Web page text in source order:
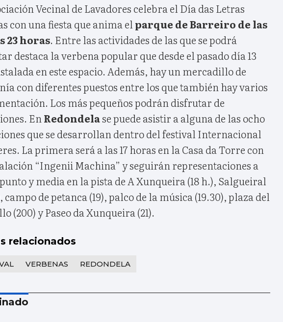
Vecinal de Lavadores celebra el Día das Letras
con una fiesta que anima el parque de Barreiro de las
23 horas. Entre las actividades de las que se podrá
destaca la verbena popular que desde el pasado día 13
en este espacio. Además, hay un mercadillo de
con diferentes puestos entre los que también hay varios
Los más pequeños podrán disfrutar de
En Redondelase puede asistir a alguna de las ocho
que se desarrollan dentro del festival Internacional
La primera será a las 17 horas en la Casa da Torre con
“Ingenii Machina” y seguirán representaciones a
y media en la pista de A Xunqueira (18 h.), Salgueiral
campo de petanca (19), palco de la música (19.30), plaza del
(200) y Paseo da Xunqueira (21).
relacionados
VERBENAS REDONDELA